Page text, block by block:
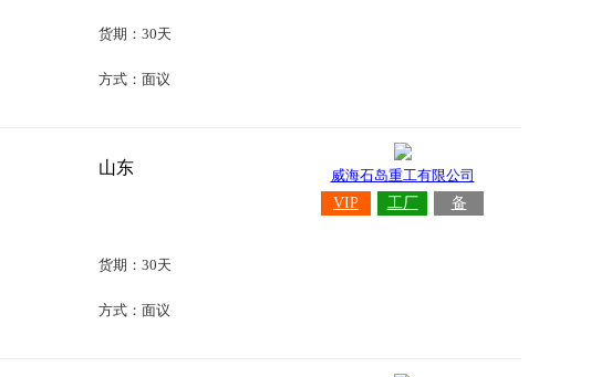
货期：30天
方式：面议
山东
货期：30天
方式：面议
威海石岛重工有限公司
VIP
工厂 备